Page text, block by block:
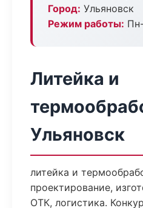
Город: Ульяновск
Режим работы:
Литейка и
Ульяновск
литейка и
проектирование,
ОТК, логистика.